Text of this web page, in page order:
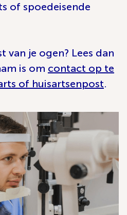
of spoedeisende
van je ogen? Lees dan
is om contact op te
of huisartsenpost.